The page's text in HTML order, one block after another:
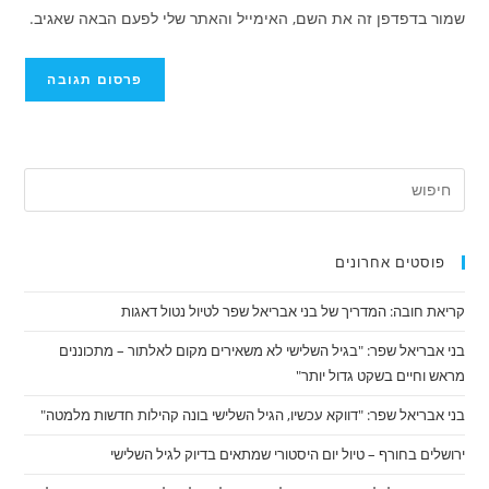
להגיב
כדי
אתר
שמור בדפדפן זה את השם, האימייל והאתר שלי לפעם הבאה שאגיב.
פוסטים אחרונים
קריאת חובה: המדריך של בני אבריאל שפר לטיול נטול דאגות
בני אבריאל שפר: "בגיל השלישי לא משאירים מקום לאלתור – מתכוננים
מראש וחיים בשקט גדול יותר"
בני אבריאל שפר: "דווקא עכשיו, הגיל השלישי בונה קהילות חדשות מלמטה"
ירושלים בחורף – טיול יום היסטורי שמתאים בדיוק לגיל השלישי